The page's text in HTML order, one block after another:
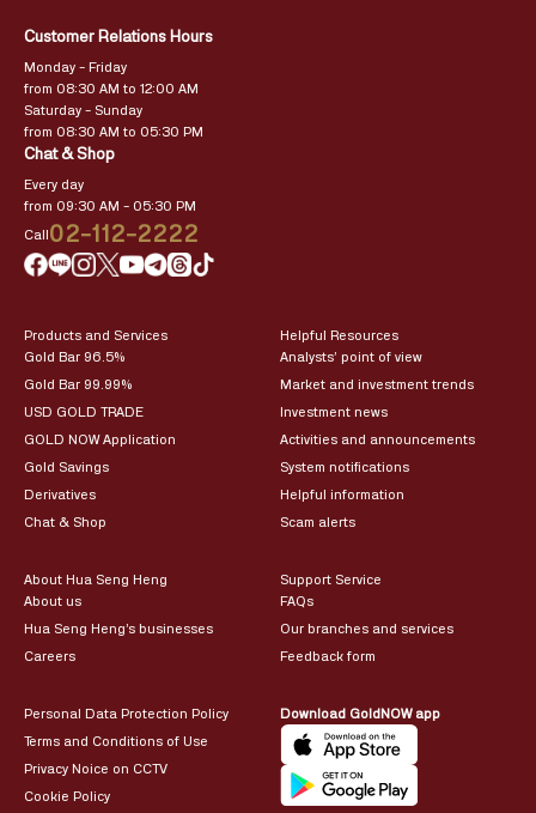
Customer Relations Hours
Monday – Friday
from 08:30 AM to 12:00 AM
Saturday – Sunday
from 08:30 AM to 05:30 PM
Chat & Shop
Every day
from 09:30 AM – 05:30 PM
Call02-112-2222
Products and Services
Gold Bar 96.5%
Gold Bar 99.99%
USD GOLD TRADE
GOLD NOW Application
Gold Savings
Derivatives
Chat & Shop
Helpful Resources
Analysts’ point of view
Market and investment trends
Investment news
Activities and announcements
System notifications
Helpful information
Scam alerts
About Hua Seng Heng
About us
Hua Seng Heng’s businesses
Careers
Support Service
FAQs
Our branches and services
Feedback form
Personal Data Protection Policy
Terms and Conditions of Use
Privacy Noice on CCTV
Cookie Policy
Download GoldNOW app